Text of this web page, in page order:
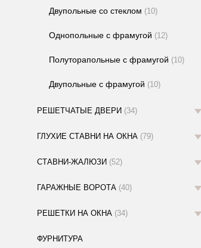
Двупольные со стеклом (10)
Однопольные с фрамугой (12)
Полуторапольные с фрамугой (10)
Двупольные с фрамугой (10)
РЕШЕТЧАТЫЕ ДВЕРИ (34)
ГЛУХИЕ СТАВНИ НА ОКНА (79)
СТАВНИ-ЖАЛЮЗИ (52)
ГАРАЖНЫЕ ВОРОТА (40)
РЕШЕТКИ НА ОКНА (34)
ФУРНИТУРА